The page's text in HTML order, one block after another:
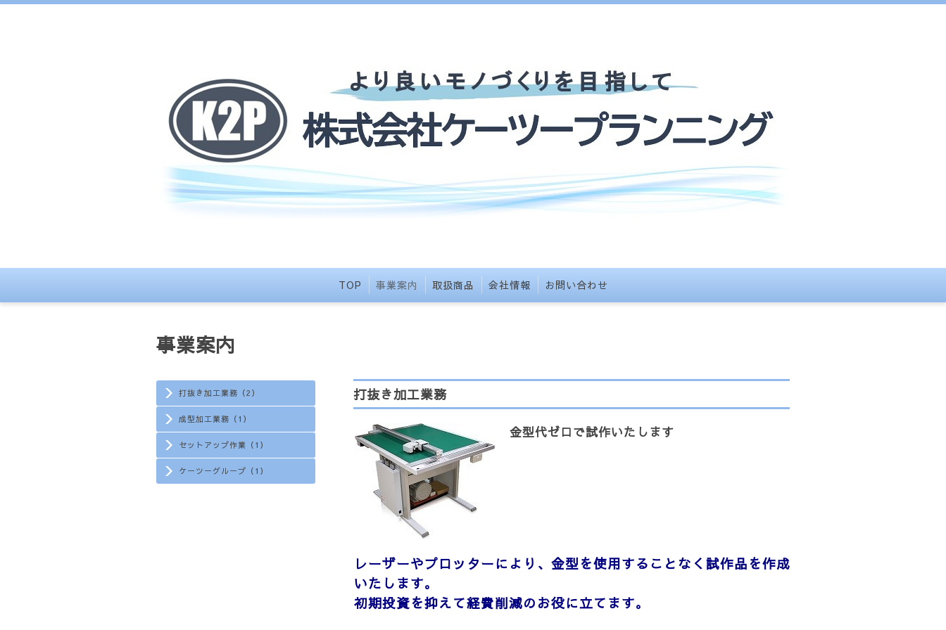
TOP 事業案内 取扱商品 会社情報 お問い合わせ
打抜き加工業務（2）
成型加工業務（1）
セットアップ作業（1）
ケーツーグループ（1）
事業案内
打抜き加工業務
金型代ゼロで試作いたします
レーザーやプロッターにより、金型を使用することなく試作品を作成
いたします。
初期投資を抑えて経費削減のお役に立てます。